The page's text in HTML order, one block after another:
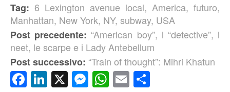
Tag: 6 Lexington avenue local, America, futuro,
Manhattan, New York, NY, subway, USA
Post precedente: “American boy”, i “detective”, i
neet, le scarpe e i Lady Antebellum
Post successivo: “Train of thought”: Mihri Khatun
Facebook
LinkedIn
X Messenger
WhatsApp
Email